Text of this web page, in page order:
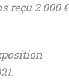
reçu 2 000 €